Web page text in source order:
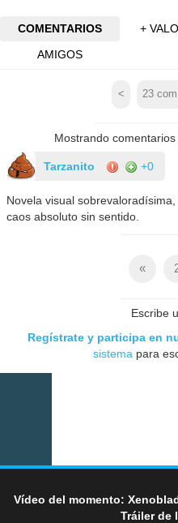
COMENTARIOS
+
AMIGOS
< 23
Mostrando
Tarzanito +0
Novela visual
caos absoluto sin sentido.
«
Escribe
Regístrate y participa en
sistema para
Vídeo del momento:
Tráiler de